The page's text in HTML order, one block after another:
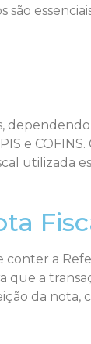
são
e
utilizada
a
a
da nota,